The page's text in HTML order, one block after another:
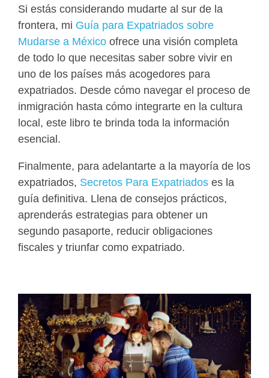
Si estás considerando mudarte al sur de la
frontera, mi Guía para Expatriados sobre
Mudarse a México ofrece una visión completa
de todo lo que necesitas saber sobre vivir en
uno de los países más acogedores para
expatriados. Desde cómo navegar el proceso de
inmigración hasta cómo integrarte en la cultura
local, este libro te brinda toda la información
esencial.
Finalmente, para adelantarte a la mayoría de los
expatriados, Secretos Para Expatriados es la
guía definitiva. Llena de consejos prácticos,
aprenderás estrategias para obtener un
segundo pasaporte, reducir obligaciones
fiscales y triunfar como expatriado.